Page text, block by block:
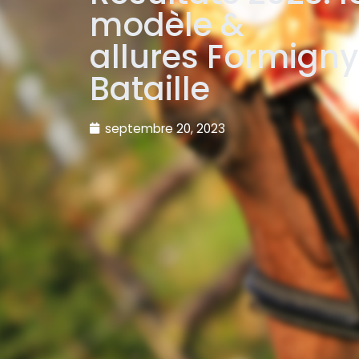
modèle &
allures
Bataille
septembre 20, 2023